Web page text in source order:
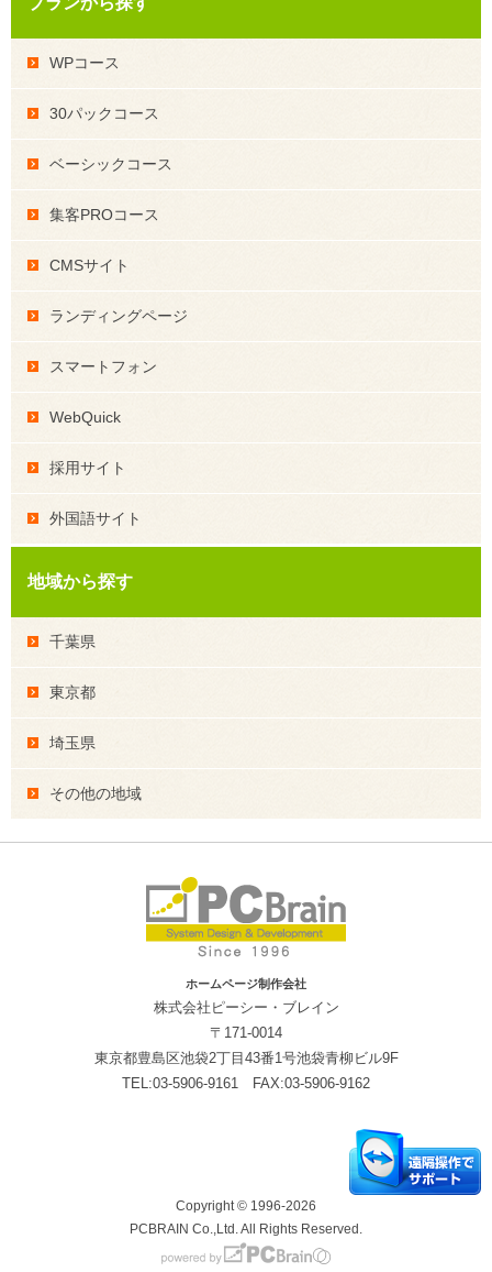
WPコース
30パックコース
ベーシックコース
集客PROコース
CMSサイト
ランディングページ
スマートフォン
WebQuick
採用サイト
外国語サイト
地域から探す
千葉県
東京都
埼玉県
その他の地域
ホームページ制作会社
株式会社ピーシー・ブレイン
〒171-0014
東京都豊島区池袋2丁目43番1号池袋青柳ビル9F
TEL:03-5906-9161 FAX:03-5906-9162
Copyright © 1996-2026
PCBRAIN Co.,Ltd. All Rights Reserved.